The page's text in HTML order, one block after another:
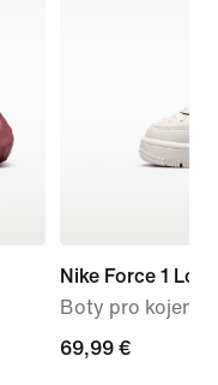
Nike Force 1 Low
Boty pro
69,99 €
69,99 €